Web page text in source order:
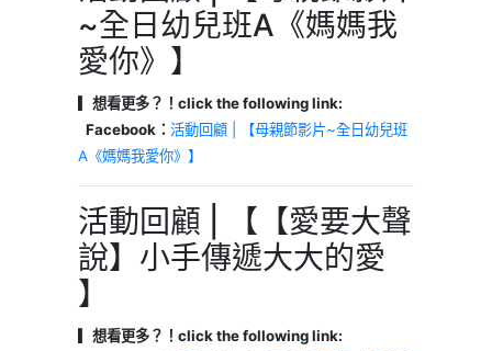
~全日幼兒班A《媽媽我
愛你》】
▎想看更多？！click the following link:
Facebook： 活動回顧 | 【母親節影片~全日幼兒班
A《媽媽我愛你》】
活動回顧 | 【【愛要大聲
說】小手傳遞大大的愛
】
▎想看更多？！click the following link: